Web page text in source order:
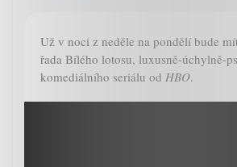
Už v noci z neděle na pondělí bude
řada Bílého lotosu, luxusně-úchylně-
komediálního seriálu od HBO.